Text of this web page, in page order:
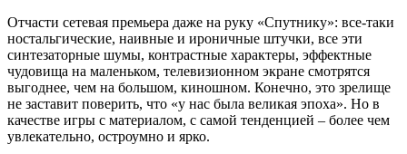
Отчасти сетевая премьера даже на руку «Спутнику»: все-таки
ностальгические, наивные и ироничные штучки, все эти
синтезаторные шумы, контрастные характеры, эффектные
чудовища на маленьком, телевизионном экране смотрятся
выгоднее, чем на большом, киношном. Конечно, это зрелище
не заставит поверить, что «у нас была великая эпоха». Но в
качестве игры с материалом, с самой тенденцией – более чем
увлекательно, остроумно и ярко.